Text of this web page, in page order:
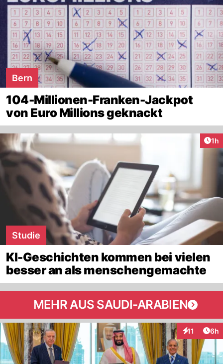
Bern
104-Millionen-Franken-Jackpot
von Euro Millions geknackt
1h
Studie
KI-Geschichten kommen bei vielen
besser an als menschengemachte
MEHR AUS SAUDI-ARABIEN
11 6h